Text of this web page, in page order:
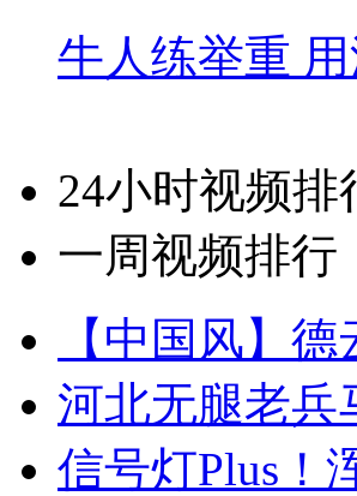
牛人练举重
24小时视频排
一周视频排行
【中国风】
河北无腿老兵
信号灯Plus！